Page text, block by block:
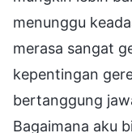
menunggu
merasa sangat
kepentingan
bertanggung
Bagaimana aku